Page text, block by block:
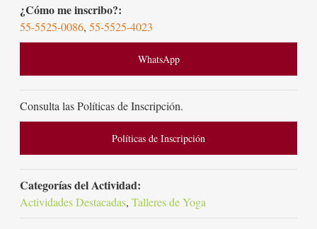
¿Cómo me inscribo?:
55-5525-0086,55-5525-4023
WhatsApp
Consulta las Políticas de Inscripción.
Políticas de Inscripción
Categorías del Actividad:
Actividades Destacadas,Talleres de Yoga